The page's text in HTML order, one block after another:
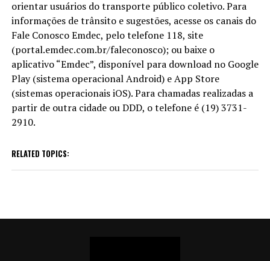
orientar usuários do transporte público coletivo. Para
informações de trânsito e sugestões, acesse os canais do
Fale Conosco Emdec, pelo telefone 118, site
(portal.emdec.com.br/faleconosco); ou baixe o
aplicativo “Emdec”, disponível para download no Google
Play (sistema operacional Android) e App Store
(sistemas operacionais iOS). Para chamadas realizadas a
partir de outra cidade ou DDD, o telefone é (19) 3731-
2910.
RELATED TOPICS: